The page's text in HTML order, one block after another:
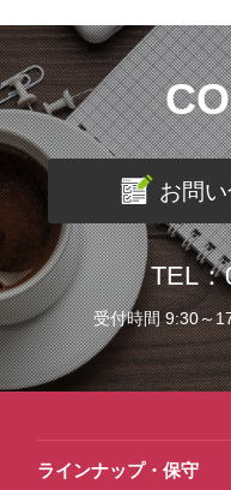
お問
TEL：
受付時間 9:30～
ラインナップ・保守